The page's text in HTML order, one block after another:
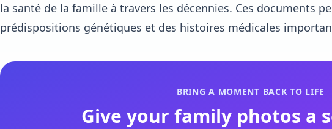
la santé de la famille à travers les décennies. Ces documents
prédispositions génétiques et des histoires médicales
BRING A MOMENT BACK TO LIFE
Give your family photos a